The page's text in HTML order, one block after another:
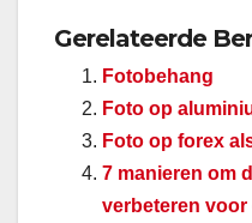
Gerelateerde
Fotobehang
Foto op
Foto op forex
7 manieren om
verbeteren voor